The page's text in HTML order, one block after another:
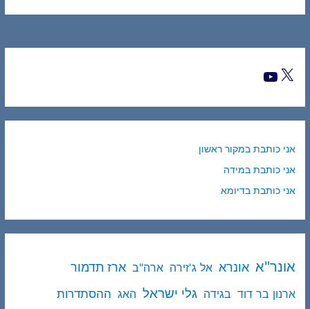
אני כותבת במקור ראשון
אני כותבת במידה
אני כותבת בדיומא
אונר"א אונרא אל ג'זירה ארה"ב ארז תדמור
ארנון בר דוד בגידה גלי ישראל האג
ההסתדרות